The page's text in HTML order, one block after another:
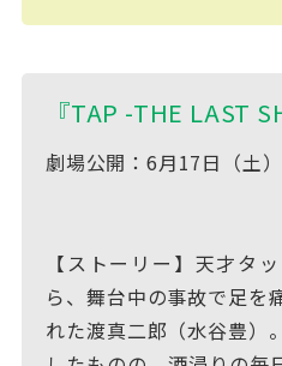
『TAP -THE LAST
劇場公開：6月17日（土
【ストーリー】天才タ
ら、舞台中の事故で足を
れた渡真二郎（水谷豊）